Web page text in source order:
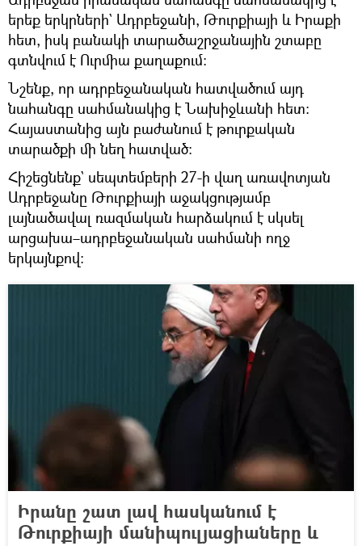
երեք երկրների` Ադրբեջանի, Թուրքիայի և Իրաքի
հետ, իսկ բանակի տարածաշրջանային շտաբը
գտնվում է Ուրմիա քաղաքում։
Նշենք, որ ադրբեջանական հատվածում այդ
նահանգը սահմանակից է Նախիջևանի հետ։
Հայաստանից այն բաժանում է թուրքական
տարածքի մի նեղ հատված։
Հիշեցնենք` սեպտեմբերի 27-ի վաղ առավոտյան
Ադրբեջանը Թուրքիայի աջակցությամբ
լայնածավալ ռազմական հարձակում է սկսել
արցախա–ադրբեջանական սահմանի ողջ
երկայնքով։
Իրանը շատ լավ հասկանում է
Թուրքիայի մանիպուլյացիաները և